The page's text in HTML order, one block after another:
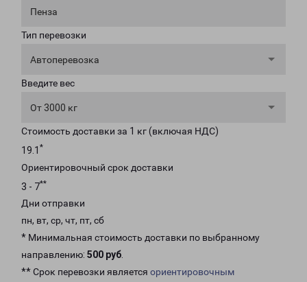
Пенза
Тип перевозки
Автоперевозка
Введите вес
От 3000 кг
Стоимость доставки за 1 кг (включая НДС)
19.1 *
Ориентировочный срок доставки
3 - 7**
Дни отправки
пн, вт, ср, чт, пт, сб
* Минимальная стоимость доставки по выбранному
направлению: 500 руб.
** Срок перевозки является ориентировочным